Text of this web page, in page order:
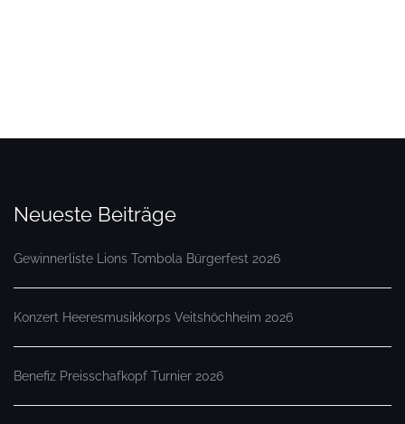
Neueste Beiträge
Gewinnerliste Lions Tombola Bürgerfest 2026
Konzert Heeresmusikkorps Veitshöchheim 2026
Benefiz Preisschafkopf Turnier 2026